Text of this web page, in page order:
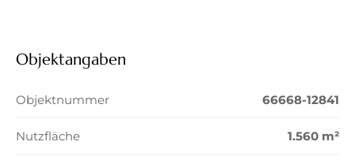
Objektangaben
Objektnummer 66668-12841
Nutzfläche 1.560 m²